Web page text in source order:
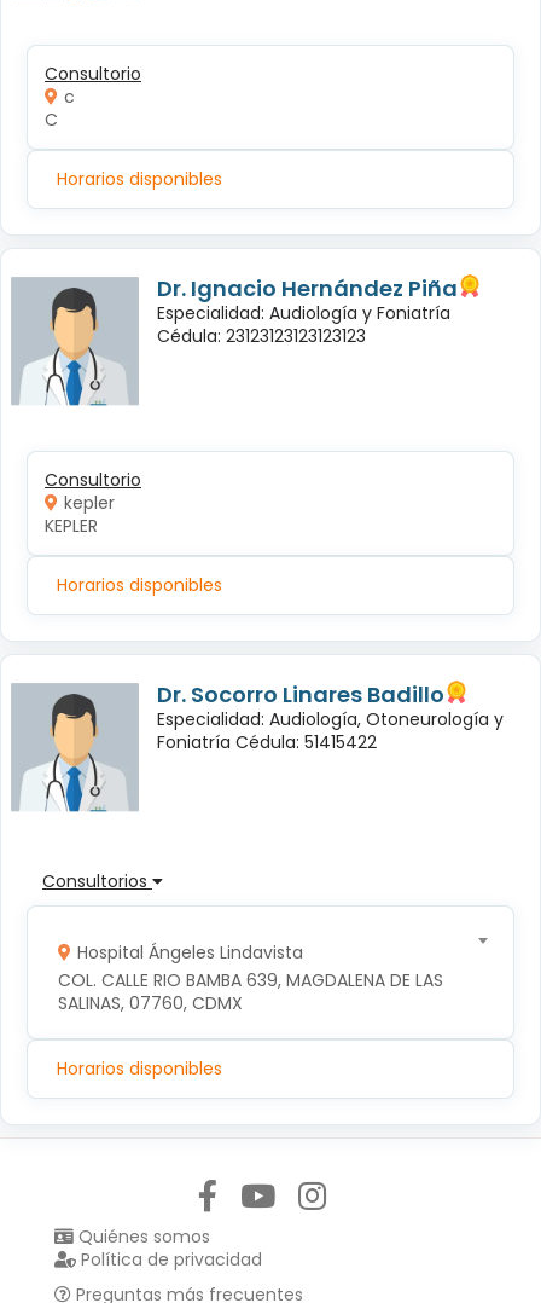
Consultorio
c
C
Horarios disponibles
Dr. Ignacio Hernández Piña
Especialidad: Audiología y Foniatría
Cédula: 23123123123123123
Consultorio
kepler
KEPLER
Horarios disponibles
Dr. Socorro Linares Badillo
Especialidad: Audiología, Otoneurología y
Foniatría Cédula: 51415422
Consultorios
Hospital Ángeles Lindavista
COL. CALLE RIO BAMBA 639, MAGDALENA DE LAS
SALINAS, 07760, CDMX
Horarios disponibles
Quiénes somos
Política de privacidad
Preguntas más frecuentes